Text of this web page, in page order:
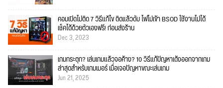
คอมเปิดไม่ติด 7 วิธีแก้ไข ติดแล้วดับ ไฟไม่เข้า BSOD ใช้งานไม่ได้
เช็คได้ด้วยตัวเองฟรี! ก่อนส่งร้าน
Dec 3, 2023
เกมกระตุก? เล่นเกมแล้วจอค้าง? 10 วิธีแก้ปัญหาเด้งออกจากเกม
ล่าสุดสำหรับเกมเมอร์ เมื่อเจอปัญหาขณะเล่นเกม
Jun 21, 2025